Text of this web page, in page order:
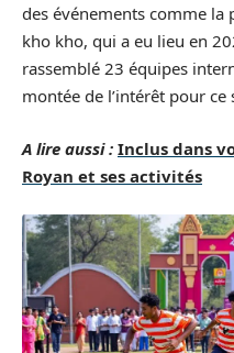
des événements comme la
kho kho, qui a eu lieu en
rassemblé 23 équipes
montée de l’intérêt pour
A lire aussi : Inclus dans
Royan et ses activités